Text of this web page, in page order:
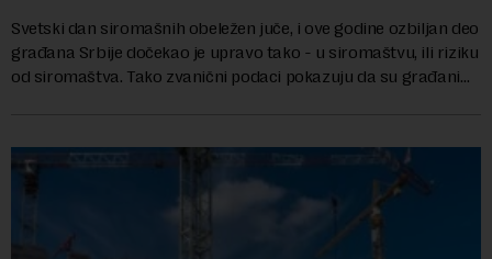
Svetski dan siromašnih obeležen juče, i ove godine ozbiljan deo
građana Srbije dočekao je upravo tako - u siromaštvu, ili riziku
od siromaštva. Tako zvanični podaci pokazuju da su građani